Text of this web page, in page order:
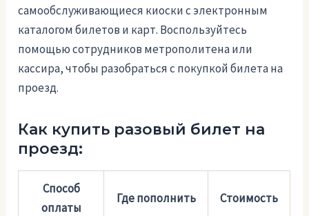
самообслуживающиеся киоски с электронным
каталогом билетов и карт. Воспользуйтесь
помощью сотрудников метрополитена или
кассира, чтобы разобраться с покупкой билета на
проезд.
Как купить разовый билет на
проезд:
Способ
оплаты
Где пополнить Стоимость